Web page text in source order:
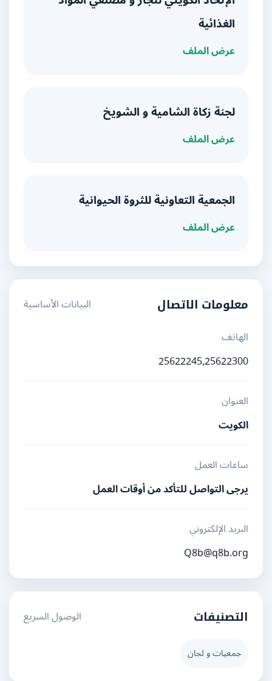
الغذائية
عرض الملف
لجنة زكاة الشامية و الشويخ
عرض الملف
الجمعية التعاونية للثروة الحيوانية
عرض الملف
معلومات الاتصال
البيانات الأساسية
الهاتف
25622245,25622300
العنوان
الكويت
ساعات العمل
يرجى التواصل للتأكد من أوقات العمل
البريد الإلكتروني
Q8b@q8b.org
التصنيفات الوصول السريع
جمعيات و لجان